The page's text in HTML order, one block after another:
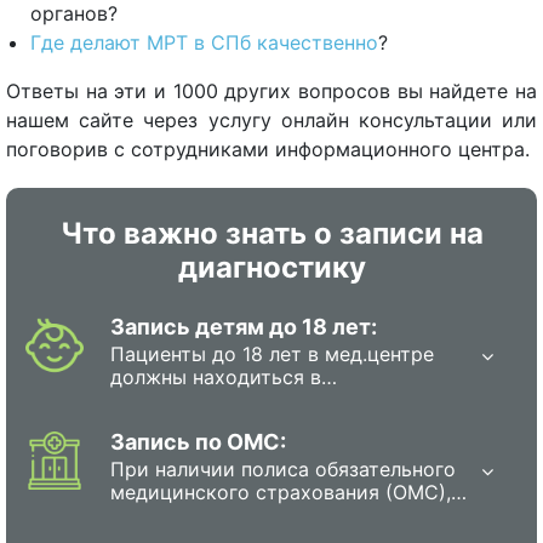
органов?
Где делают МРТ в СПб качественно?
Ответы на эти и 1000 других вопросов вы найдете на
нашем сайте через услугу онлайн консультации или
поговорив с сотрудниками информационного центра.
Что важно знать о записи на
диагностику
Запись детям до 18 лет:
Пациенты до 18 лет в мед.центре
должны находиться в
Запись по ОМС:
При наличии полиса обязательного
медицинского страхования (ОМС),